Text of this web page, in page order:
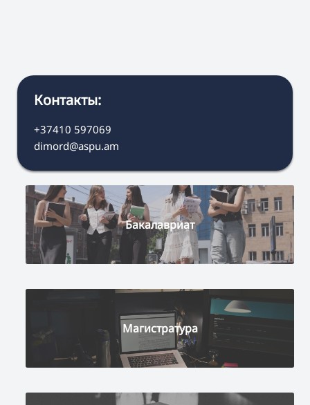
Контакты:
+37410 597069
dimord@aspu.am
Бакалавриат
Магистратура